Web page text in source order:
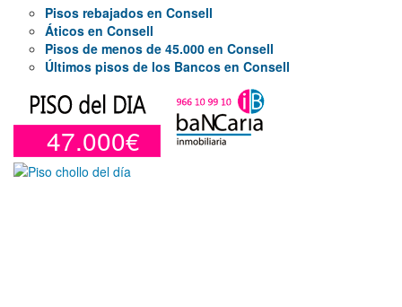
Pisos rebajados en Consell
Áticos en Consell
Pisos de menos de 45.000 en Consell
Últimos pisos de los Bancos en Consell
47.000€